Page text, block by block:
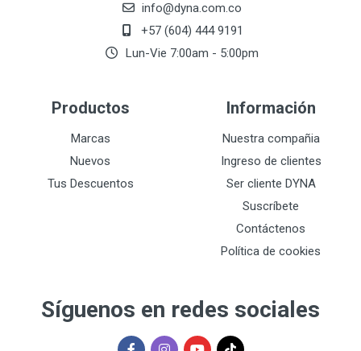
info@dyna.com.co
+57 (604) 444 9191
Lun-Vie 7:00am - 5:00pm
Productos
Marcas
Nuevos
Tus Descuentos
Información
Nuestra compañia
Ingreso de clientes
Ser cliente DYNA
Suscríbete
Contáctenos
Política de cookies
Síguenos en redes sociales